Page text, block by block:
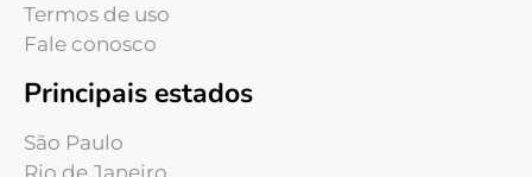
Termos de uso
Fale conosco
Principais estados
São Paulo